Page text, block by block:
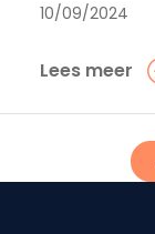
10/09/2024
Lees meer